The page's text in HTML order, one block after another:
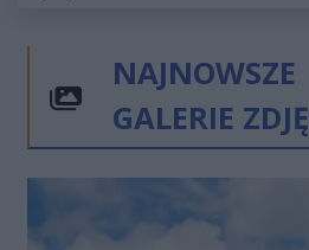
NAJNOWSZE
GALERIE